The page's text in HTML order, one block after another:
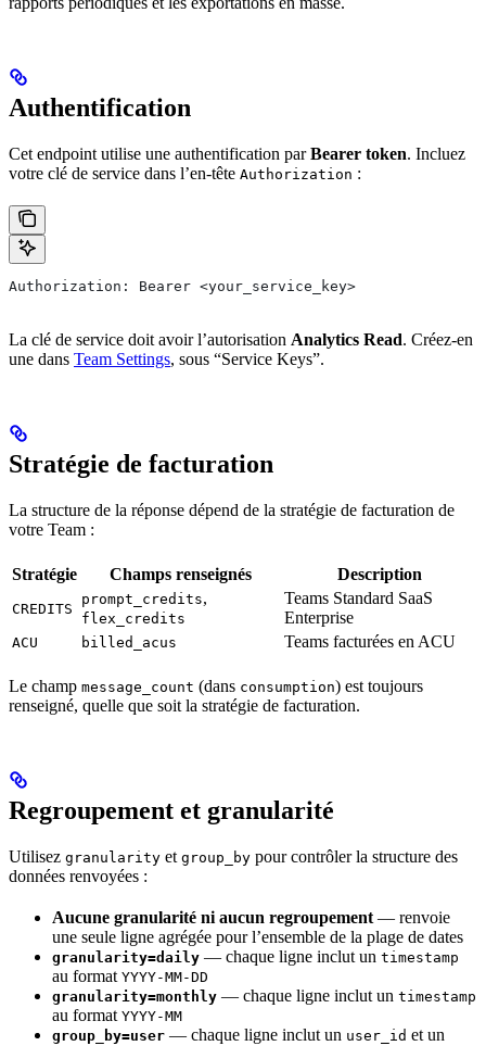
Authentification
Cet endpoint utilise une authentification parBearer token. Incluez
votre clé de service dans l’en-tête Authorization :
Authorization: Bearer <your_service_key>
La clé de service doit avoir l’autorisation Analytics Read. Créez-en
une dans Team Settings, sous “Service Keys”.
Stratégie de facturation
La structure de la réponse dépend de la stratégie de facturation de
votre Team :
Stratégie Champs renseignés Description
CREDITS
prompt_credits,
flex_credits
Teams Standard SaaS
Enterprise
ACU billed_acus Teams facturées en ACU
Le champ message_count (dans consumption) est toujours
renseigné, quelle que soit la stratégie de facturation.
Regroupement et granularité
Utilisez granularity et group_by pour contrôler la structure des
données renvoyées :
Aucune granularité ni aucun regroupement — renvoie
une seule ligne agrégée pour l’ensemble de la plage de dates
granularity=daily — chaque ligne inclut un timestamp
au format YYYY-MM-DD
granularity=monthly — chaque ligne inclut un timestamp
au format YYYY-MM
group_by=user — chaque ligne inclut un user_id et un